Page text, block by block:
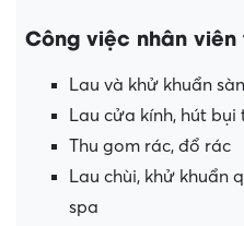
Công việc nhân
Lau và khử khuẩn
Lau cửa kính, hút
Thu gom rác, đổ rác
Lau chùi, khử khuẩn
spa